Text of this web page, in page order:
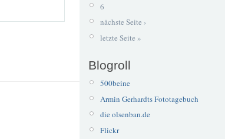
6
nächste Seite ›
letzte Seite »
Blogroll
500beine
Armin Gerhardts Fototagebuch
die olsenban.de
Flickr